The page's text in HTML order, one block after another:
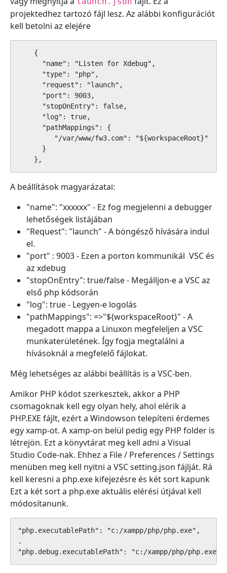
projektedhez tartozó fájl lesz. Az alábbi konfigurációt
kell betolni az elejére
    {
      "name": "Listen for Xdebug",
      "type": "php",
      "request": "launch",
      "port": 9003,
      "stopOnEntry": false,
      "log": true,
      "pathMappings": {
         "/var/www/fw3.com": "${workspaceRoot}"
      }
    },
A beállítások magyarázatai:
"name": "xxxxxx" - Ez fog megjelenni a debugger
lehetőségek listájában
"Request": "launch" - A böngésző hívására indul
el.
"port" : 9003 - Ezen a porton kommunikál VSC és
az xdebug
"stopOnEntry": true/false - Megálljon-e a VSC az
első php kódsorán
"log": true - Legyen-e logolás
"pathMappings": =>"${workspaceRoot}" - A
megadott mappa a Linuxon megfeleljen a VSC
munkaterületének. Így fogja megtalálni a
hívásoknál a megfelelő fájlokat.
Még lehetséges az alábbi beállítás is a VSC-ben.
Amikor PHP kódot szerkesztek, akkor a PHP
csomagoknak kell egy olyan hely, ahol elérik a
PHP.EXE fájlt, ezért a Windowson telepíteni érdemes
egy xamp-ot. A xamp-on belül pedig egy PHP folder is
létrejön. Ezt a könyvtárat meg kell adni a Visual
Studio Code-nak. Ehhez a File / Preferences / Settings
menüben meg kell nyitni a VSC setting.json fájlját. Rá
kell keresni a php.exe kifejezésre és két sort kapunk
Ezt a két sort a php.exe aktuális elérési útjával kell
módosítanunk.
"php.executablePath": "c:/xampp/php/php.exe",
.
"php.debug.executablePath": "c:/xampp/php/php.exe",